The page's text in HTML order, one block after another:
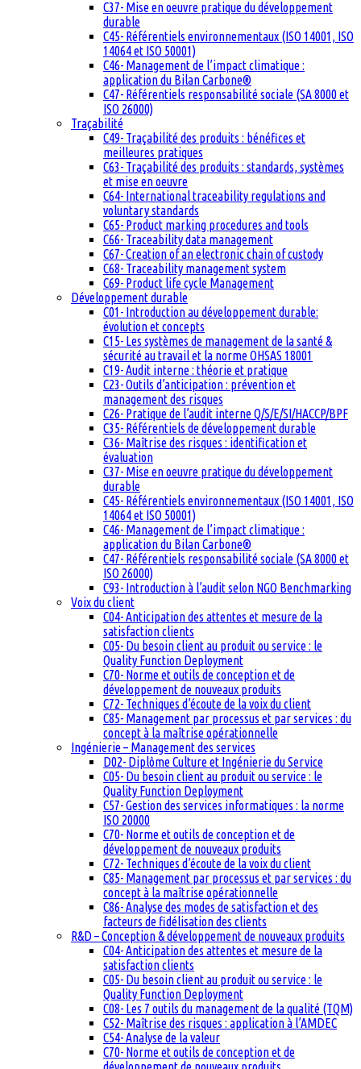
C37- Mise en oeuvre pratique du développement
durable
C45- Référentiels environnementaux (ISO 14001, ISO
14064 et ISO 50001)
C46- Management de l’impact climatique :
application du Bilan Carbone®
C47- Référentiels responsabilité sociale (SA 8000 et
ISO 26000)
Traçabilité
C49- Traçabilité des produits : bénéfices et
meilleures pratiques
C63- Traçabilité des produits : standards, systèmes
et mise en oeuvre
C64- International traceability regulations and
voluntary standards
C65- Product marking procedures and tools
C66- Traceability data management
C67- Creation of an electronic chain of custody
C68- Traceability management system
C69- Product life cycle Management
Développement durable
C01- Introduction au développement durable:
évolution et concepts
C15- Les systèmes de management de la santé &
sécurité au travail et la norme OHSAS 18001
C19- Audit interne : théorie et pratique
C23- Outils d’anticipation : prévention et
management des risques
C26- Pratique de l’audit interne Q/S/E/SI/HACCP/BPF
C35- Référentiels de développement durable
C36- Maîtrise des risques : identification et
évaluation
C37- Mise en oeuvre pratique du développement
durable
C45- Référentiels environnementaux (ISO 14001, ISO
14064 et ISO 50001)
C46- Management de l’impact climatique :
application du Bilan Carbone®
C47- Référentiels responsabilité sociale (SA 8000 et
ISO 26000)
C93- Introduction à l’audit selon NGO Benchmarking
Voix du client
C04- Anticipation des attentes et mesure de la
satisfaction clients
C05- Du besoin client au produit ou service : le
Quality Function Deployment
C70- Norme et outils de conception et de
développement de nouveaux produits
C72- Techniques d’écoute de la voix du client
C85- Management par processus et par services : du
concept à la maîtrise opérationnelle
Ingénierie – Management des services
D02- Diplôme Culture et Ingénierie du Service
C05- Du besoin client au produit ou service : le
Quality Function Deployment
C57- Gestion des services informatiques : la norme
ISO 20000
C70- Norme et outils de conception et de
développement de nouveaux produits
C72- Techniques d’écoute de la voix du client
C85- Management par processus et par services : du
concept à la maîtrise opérationnelle
C86- Analyse des modes de satisfaction et des
facteurs de fidélisation des clients
R&D – Conception & développement de nouveaux produits
C04- Anticipation des attentes et mesure de la
satisfaction clients
C05- Du besoin client au produit ou service : le
Quality Function Deployment
C08- Les 7 outils du management de la qualité (TQM)
C52- Maîtrise des risques : application à l’AMDEC
C54- Analyse de la valeur
C70- Norme et outils de conception et de